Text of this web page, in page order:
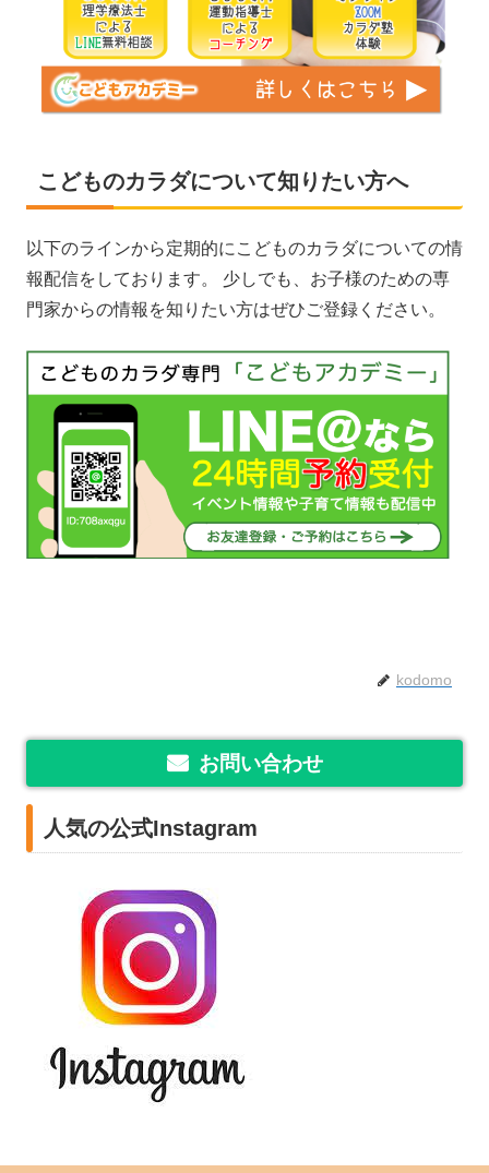
こどものカラダについて知りたい方へ
以下のラインから定期的にこどものカラダについての情
報配信をしております。 少しでも、お子様のための専
門家からの情報を知りたい方はぜひご登録ください。
kodomo
お問い合わせ
人気の公式Instagram